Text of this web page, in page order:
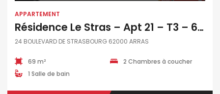
APPARTEMENT
Résidence Le Stras – Apt 21 – T3 – 69 M2
24 BOULEVARD DE STRASBOURG 62000 ARRAS
69 m²
2 Chambres à coucher
1 Salle de bain